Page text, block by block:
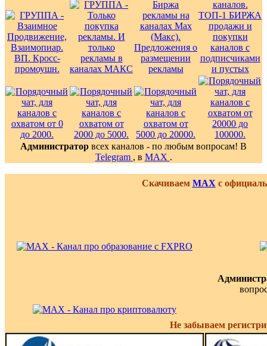
Администратор всех каналов - по любым вопросам! В
Telegram , в MAX .
Скачиваем MAX с
Не забываем